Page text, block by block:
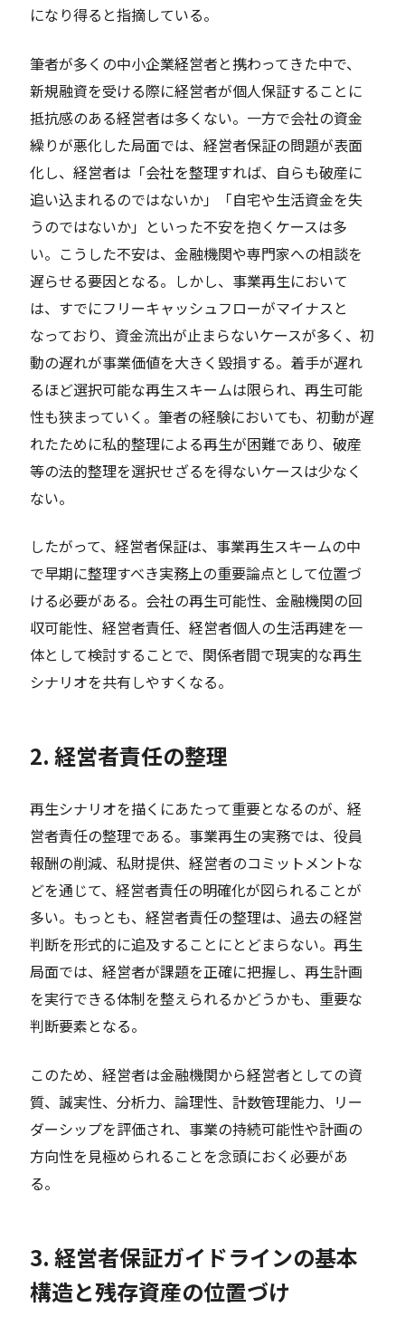
になり得ると指摘している。
筆者が多くの中小企業経営者と携わってきた中で、
新規融資を受ける際に経営者が個人保証することに
抵抗感のある経営者は多くない。一方で会社の資金
繰りが悪化した局面では、経営者保証の問題が表面
化し、経営者は「会社を整理すれば、自らも破産に
追い込まれるのではないか」「自宅や生活資金を失
うのではないか」といった不安を抱くケースは多
い。こうした不安は、金融機関や専門家への相談を
遅らせる要因となる。しかし、事業再生において
は、すでにフリーキャッシュフローがマイナスと
なっており、資金流出が止まらないケースが多く、初
動の遅れが事業価値を大きく毀損する。着手が遅れ
るほど選択可能な再生スキームは限られ、再生可能
性も狭まっていく。筆者の経験においても、初動が遅
れたために私的整理による再生が困難であり、破産
等の法的整理を選択せざるを得ないケースは少なく
ない。
したがって、経営者保証は、事業再生スキームの中
で早期に整理すべき実務上の重要論点として位置づ
ける必要がある。会社の再生可能性、金融機関の回
収可能性、経営者責任、経営者個人の生活再建を一
体として検討することで、関係者間で現実的な再生
シナリオを共有しやすくなる。
2. 経営者責任の整理
再生シナリオを描くにあたって重要となるのが、経
営者責任の整理である。事業再生の実務では、役員
報酬の削減、私財提供、経営者のコミットメントな
どを通じて、経営者責任の明確化が図られることが
多い。もっとも、経営者責任の整理は、過去の経営
判断を形式的に追及することにとどまらない。再生
局面では、経営者が課題を正確に把握し、再生計画
を実行できる体制を整えられるかどうかも、重要な
判断要素となる。
このため、経営者は金融機関から経営者としての資
質、誠実性、分析力、論理性、計数管理能力、リー
ダーシップを評価され、事業の持続可能性や計画の
方向性を見極められることを念頭におく必要があ
る。
3. 経営者保証ガイドラインの基本
構造と残存資産の位置づけ